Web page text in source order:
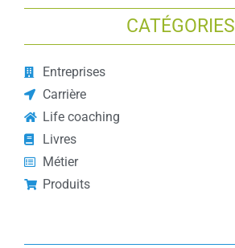
CATÉGORIES
Entreprises
Carrière
Life coaching
Livres
Métier
Produits